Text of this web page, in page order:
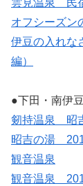
オフシーズン
伊豆の入れな
編）
●下田・南伊豆
剱持温泉 昭
昭吉の湯
観音温泉
観音温泉